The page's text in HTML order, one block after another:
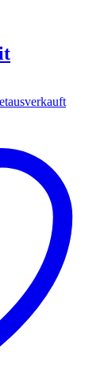
ausverkauft